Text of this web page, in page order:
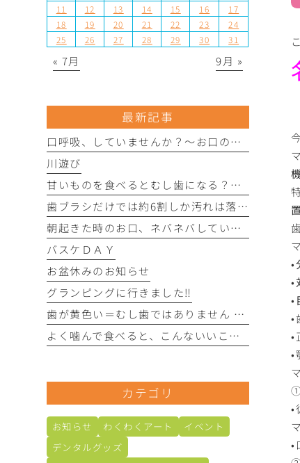
•
•
•
•
•
•
•
•
11
12 13 14 15 16
17
18
19 20 21 22 23
24
25
26 27 28 29 30 31
« 7月 9月 »
最新記事
口呼吸、していませんか？〜お口の健康にさまざまな影響を与えることがあります〜
川遊び
甘いものを食べるとむし歯になる？〜実は「食べる回数」がポイントです〜
歯ブラシだけでは約6割しか汚れは落とせません〜フロスや歯間ブラシが大切な理由〜
朝起きた時のお口、ネバネバしていませんか？ 〜実は細菌が増えているサインかもしれません〜
バスケＤＡＹ
お盆休みのお知らせ
グランピングに行きました‼︎
歯が黄色い＝むし歯ではありません 〜歯の色にはさまざまな原因があります〜
よく噛んで食べると、こんないいことがあります！
カテゴリ
お知らせ わくわくアート
イベント
デンタルグッズ